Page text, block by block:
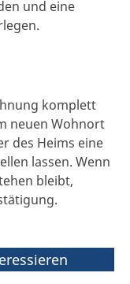
und eine
komplett
neuen Wohnort
des Heims eine
lassen. Wenn
bleibt,